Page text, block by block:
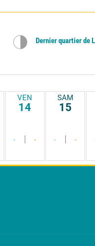
Dernier quartier de
VEN
14
- -
SAM
15
- -